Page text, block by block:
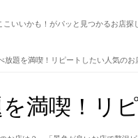
こいいかも！がパッと見つかるお店探
放題を満喫！リピートしたい人気のお
満喫！リ